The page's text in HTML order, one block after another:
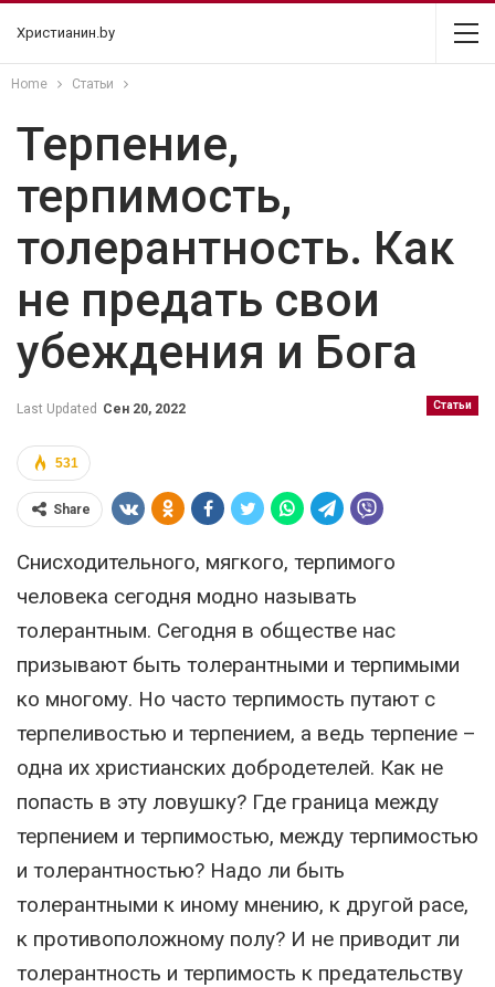
Христианин.by
Home Статьи
Терпение,
терпимость,
толерантность. Как
не предать свои
убеждения и Бога
Статьи
Last Updated Сен 20, 2022
531
Share
Снисходительного, мягкого, терпимого
человека сегодня модно называть
толерантным. Сегодня в обществе нас
призывают быть толерантными и терпимыми
ко многому. Но часто терпимость путают с
терпеливостью и терпением, а ведь терпение –
одна их христианских добродетелей. Как не
попасть в эту ловушку? Где граница между
терпением и терпимостью, между терпимостью
и толерантностью? Надо ли быть
толерантными к иному мнению, к другой расе,
к противоположному полу? И не приводит ли
толерантность и терпимость к предательству